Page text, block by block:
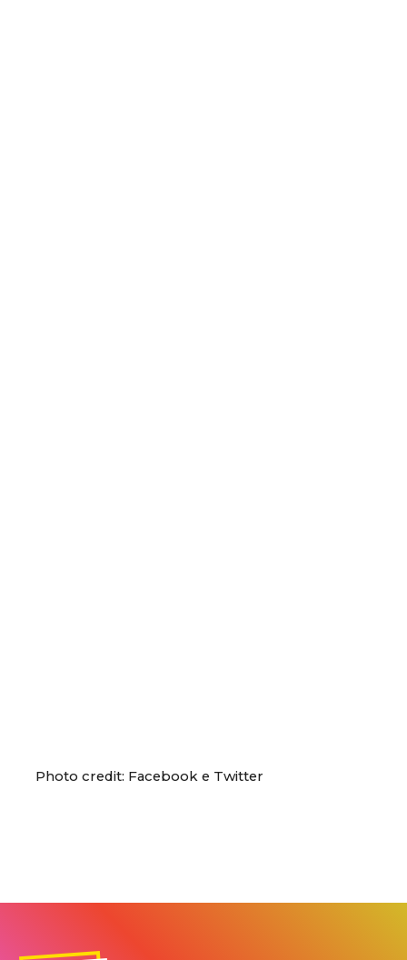
Photo credit: Facebook e Twitter